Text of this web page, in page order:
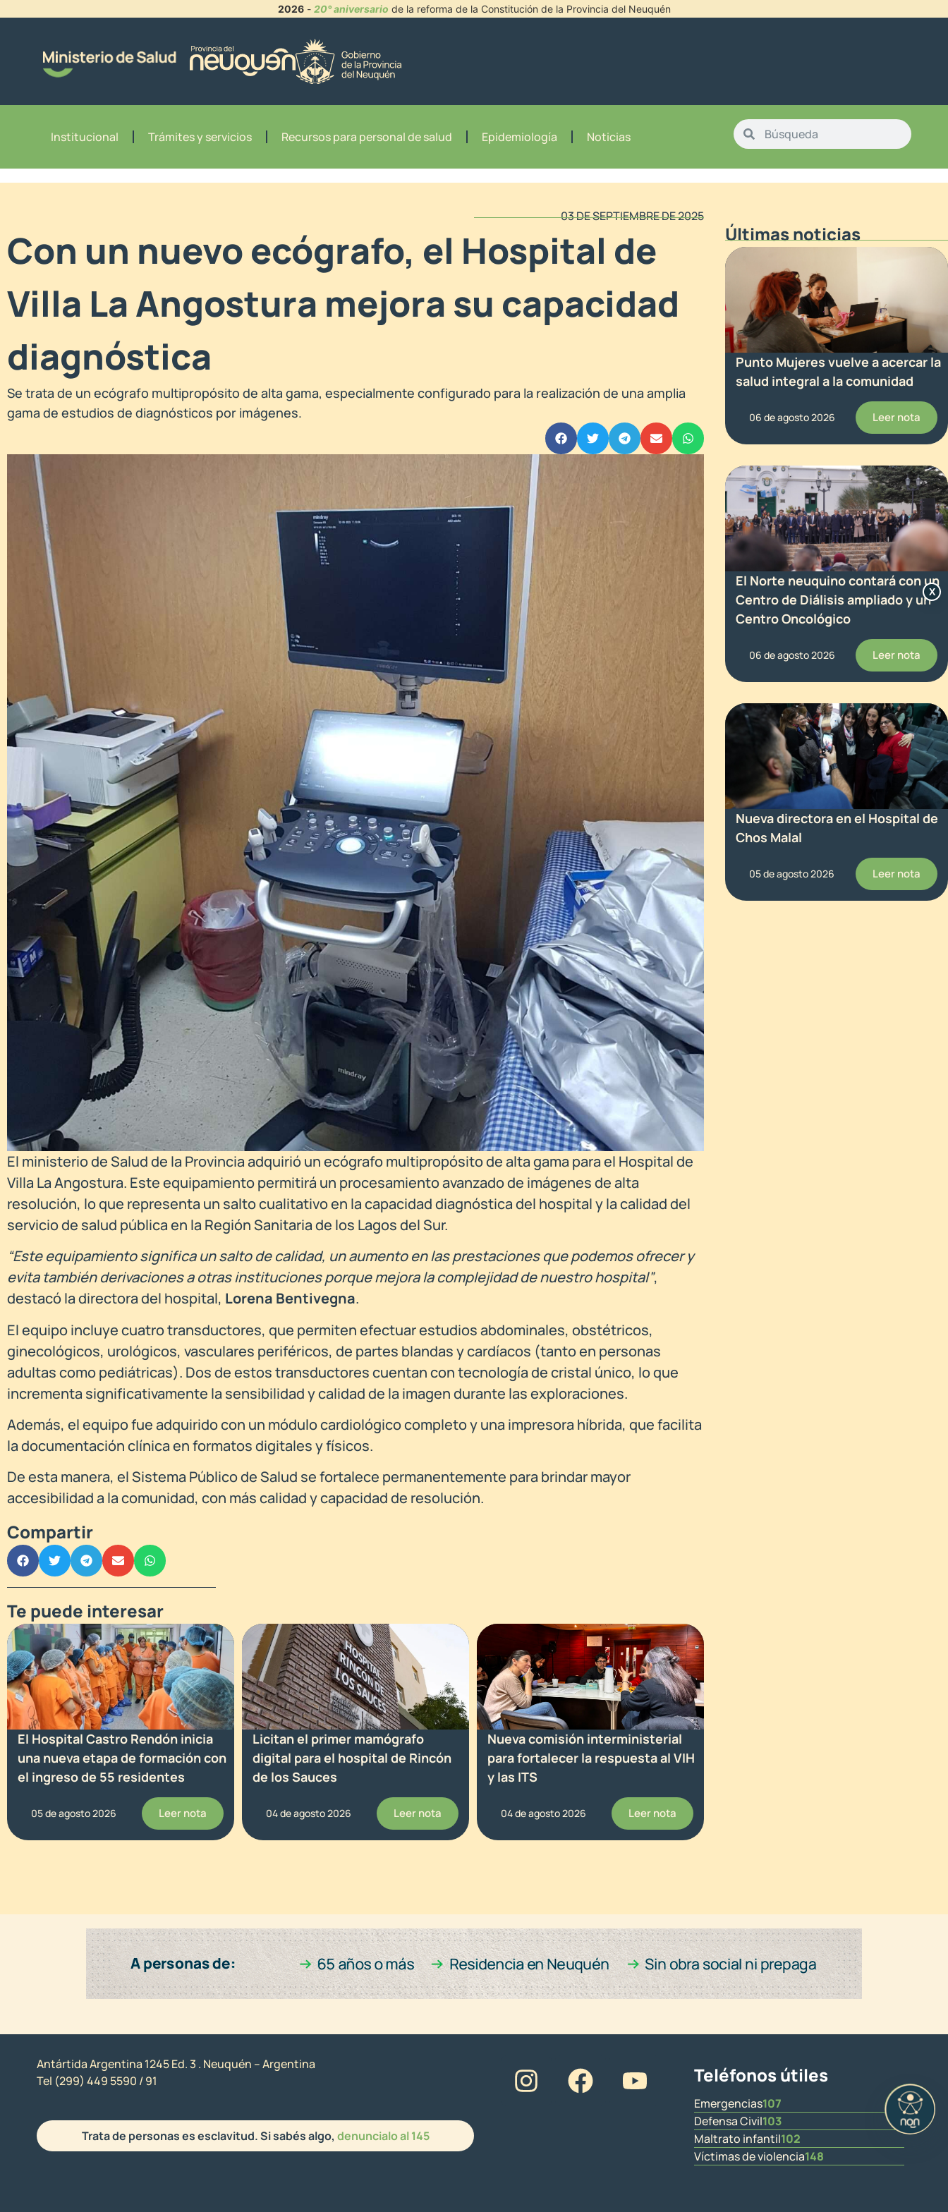
2026- 20° aniversario de la reforma de la Constitución de la Provincia del Neuquén
Institucional Trámites y servicios Recursos para personal de salud Epidemiología Noticias
03 DE SEPTIEMBRE DE 2025
Con un nuevo ecógrafo, el Hospital de
Villa La Angostura mejora su capacidad
diagnóstica
Se trata de un ecógrafo multipropósito de alta gama, especialmente configurado para la realización de una amplia
gama de estudios de diagnósticos por imágenes.
El ministerio de Salud de la Provincia adquirió un ecógrafo multipropósito de alta gama para el Hospital de
Villa La Angostura. Este equipamiento permitirá un procesamiento avanzado de imágenes de alta
resolución, lo que representa un salto cualitativo en la capacidad diagnóstica del hospital y la calidad del
servicio de salud pública en la Región Sanitaria de los Lagos del Sur.
“Este equipamiento significa un salto de calidad, un aumento en las prestaciones que podemos ofrecer y
evita también derivaciones a otras instituciones porque mejora la complejidad de nuestro hospital”,
destacó la directora del hospital, Lorena Bentivegna.
El equipo incluye cuatro transductores, que permiten efectuar estudios abdominales, obstétricos,
ginecológicos, urológicos, vasculares periféricos, de partes blandas y cardíacos (tanto en personas
adultas como pediátricas). Dos de estos transductores cuentan con tecnología de cristal único, lo que
incrementa significativamente la sensibilidad y calidad de la imagen durante las exploraciones.
Además, el equipo fue adquirido con un módulo cardiológico completo y una impresora híbrida, que facilita
la documentación clínica en formatos digitales y físicos.
De esta manera, el Sistema Público de Salud se fortalece permanentemente para brindar mayor
accesibilidad a la comunidad, con más calidad y capacidad de resolución.
Compartir
Te puede interesar
El Hospital Castro Rendón inicia
una nueva etapa de formación con
el ingreso de 55 residentes
05 de agosto 2026 Leer nota
Licitan el primer mamógrafo
digital para el hospital de Rincón
de los Sauces
04 de agosto 2026 Leer nota
Nueva comisión interministerial
para fortalecer la respuesta al VIH
y las ITS
04 de agosto 2026 Leer nota
Últimas noticias
Punto Mujeres vuelve a acercar la
salud integral a la comunidad
06 de agosto 2026 Leer nota
El Norte neuquino contará con un
Centro de Diálisis ampliado y un
Centro Oncológico
06 de agosto 2026 Leer nota
Nueva directora en el Hospital de
Chos Malal
05 de agosto 2026 Leer nota
Antártida Argentina 1245 Ed. 3 . Neuquén – Argentina
Tel (299) 449 5590 / 91
Trata de personas es esclavitud. Si sabés algo, denuncialo al 145
Teléfonos útiles
Emergencias107
Defensa Civil103
Maltrato infantil102
Víctimas de violencia148
X